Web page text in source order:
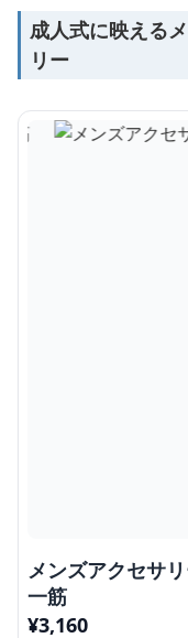
成人式に映える
リー
メンズアクセサ
一筋
¥3,160